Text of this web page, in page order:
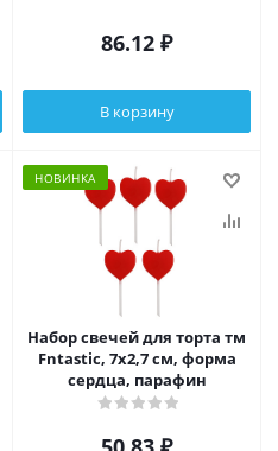
86.12 ₽
В корзину
НОВИНКА
Набор свечей для торта тм
Fntastic, 7x2,7 см, форма
сердца, парафин